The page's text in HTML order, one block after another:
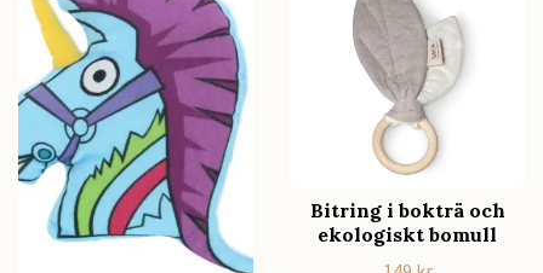
Bitring i bokträ och
ekologiskt bomull